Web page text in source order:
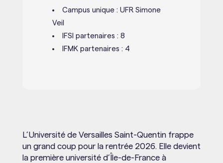
Campus unique : UFR Simone
Veil
IFSI partenaires : 8
IFMK partenaires : 4
L’Université de Versailles Saint-Quentin frappe
un grand coup pour la rentrée 2026. Elle devient
la première université d’Île-de-France à